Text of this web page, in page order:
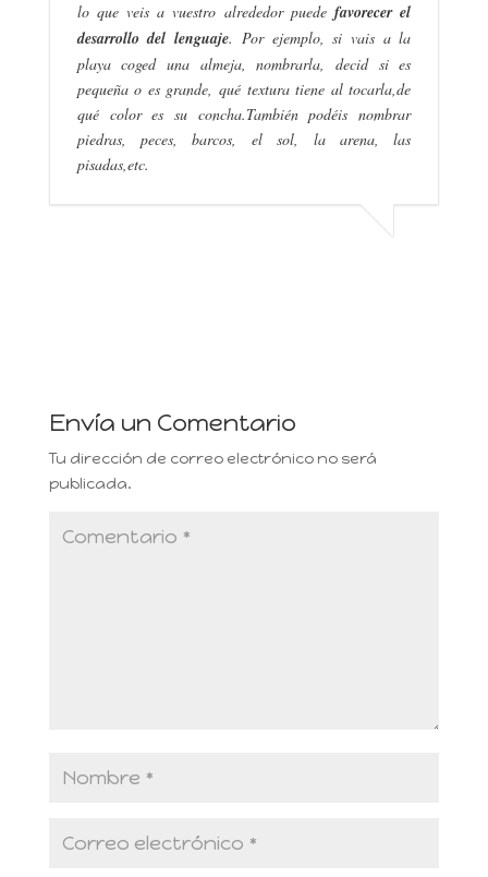
lo que veis a vuestro alrededor puedefavorecer el
desarrollo del lenguaje. Por ejemplo, si vais a la
playa coged una almeja, nombrarla, decid si es
pequeña o es grande, qué textura tiene al tocarla,de
qué color es su concha.También podéis nombrar
piedras, peces, barcos, el sol, la arena, las
pisadas,etc.
Envía un Comentario
Tu dirección de correo electrónico no será
publicada.